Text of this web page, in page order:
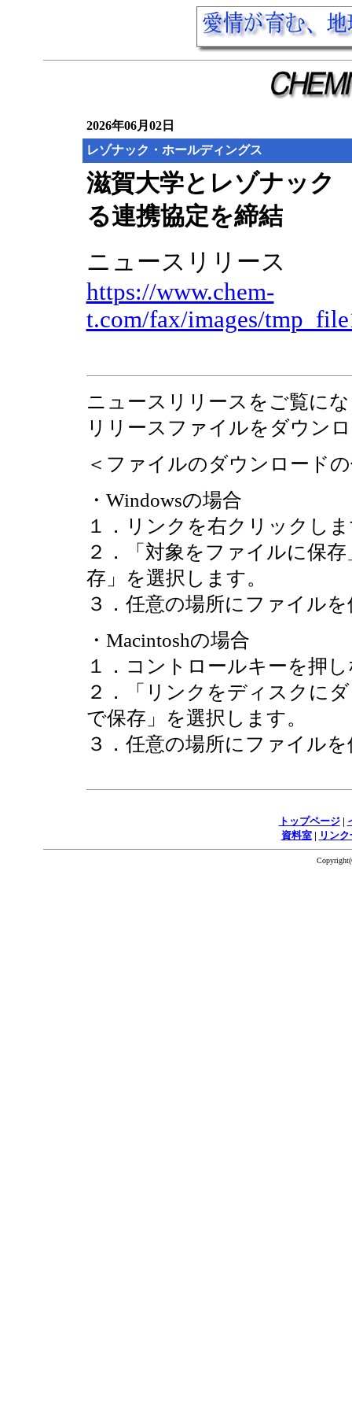
2026年06月02日
レゾナック・ホールディングス
滋賀大学とレゾナッ
る連携協定を締結
ニュースリリース
https://www.chem-
t.com/fax/images/
ニュースリリースをご覧に
リリースファイルをダウン
＜ファイルのダウンロード
・Windowsの場合
１．リンクを右クリックし
２．「対象をファイルに保
存」を選択します。
３．任意の場所にファイル
・Macintoshの場合
１．コントロールキーを押
２．「リンクをディスクに
で保存」を選択します。
３．任意の場所にファイル
トップページ|
資料室| リン